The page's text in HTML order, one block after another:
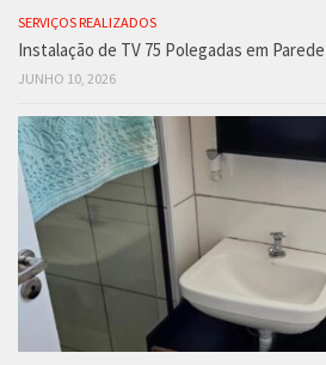
SERVIÇOS REALIZADOS
Instalação de TV 75 Polegadas em
JUNHO 10, 2026